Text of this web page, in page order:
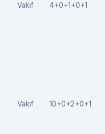
Vakıf 4+0+1+0+1
Vakıf 10+0+2+0+1